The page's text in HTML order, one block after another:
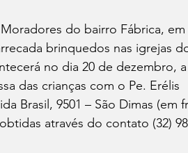
do bairro Fábrica, em
brinquedos nas igrejas
no dia 20 de dezembro, a
das crianças com o Pe. Erélis
Brasil, 9501 – São Dimas (em
através do contato (32)